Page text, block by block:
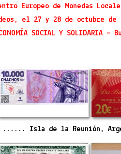
Europeo de Monedas
el 27 y 28 de octubre de
SOCIAL Y SOLIDARIA –
...... Isla de la Reunión,